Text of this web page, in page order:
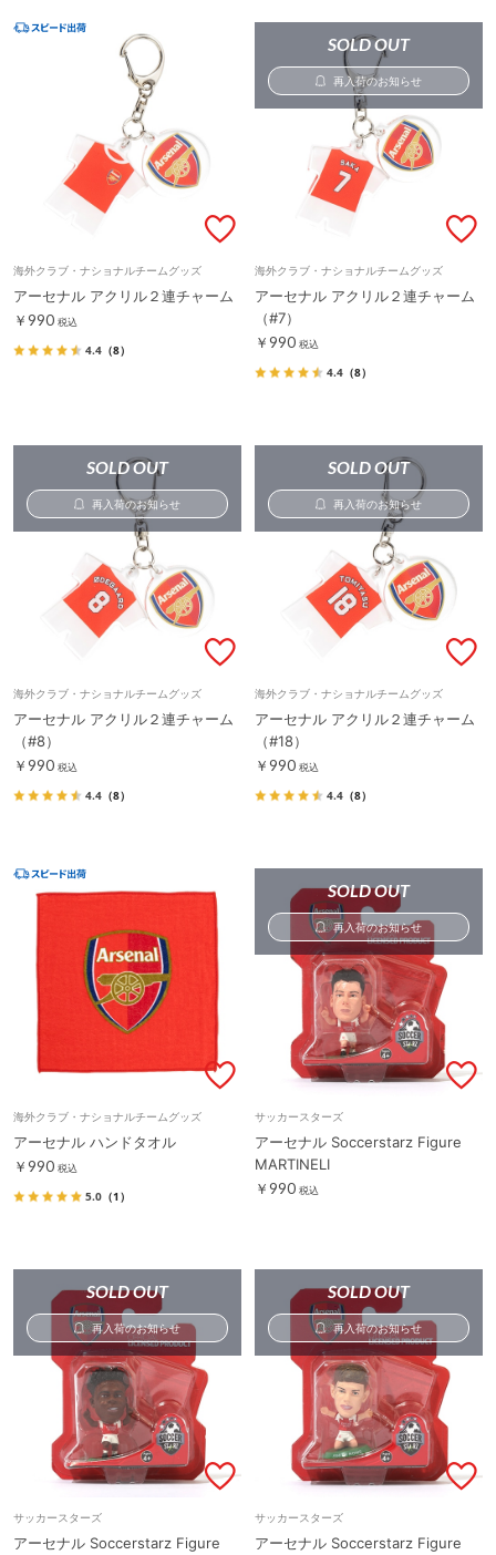
海外クラブ・ナショナルチームグッズ
アーセナル アクリル２連チャーム
￥990 税込
4.4 （8）
SOLD OUT
再入荷のお知らせ
海外クラブ・ナショナルチームグッズ
アーセナル アクリル２連チャーム
（#7）
￥990 税込
4.4 （8）
SOLD OUT
再入荷のお知らせ
海外クラブ・ナショナルチームグッズ
アーセナル アクリル２連チャーム
（#8）
￥990 税込
4.4 （8）
SOLD OUT
再入荷のお知らせ
海外クラブ・ナショナルチームグッズ
アーセナル アクリル２連チャーム
（#18）
￥990 税込
4.4 （8）
海外クラブ・ナショナルチームグッズ
アーセナル ハンドタオル
￥990 税込
5.0 （1）
SOLD OUT
再入荷のお知らせ
サッカースターズ
アーセナル Soccerstarz Figure
MARTINELI
￥990 税込
SOLD OUT
再入荷のお知らせ
サッカースターズ
アーセナル Soccerstarz Figure
SOLD OUT
再入荷のお知らせ
サッカースターズ
アーセナル Soccerstarz Figure